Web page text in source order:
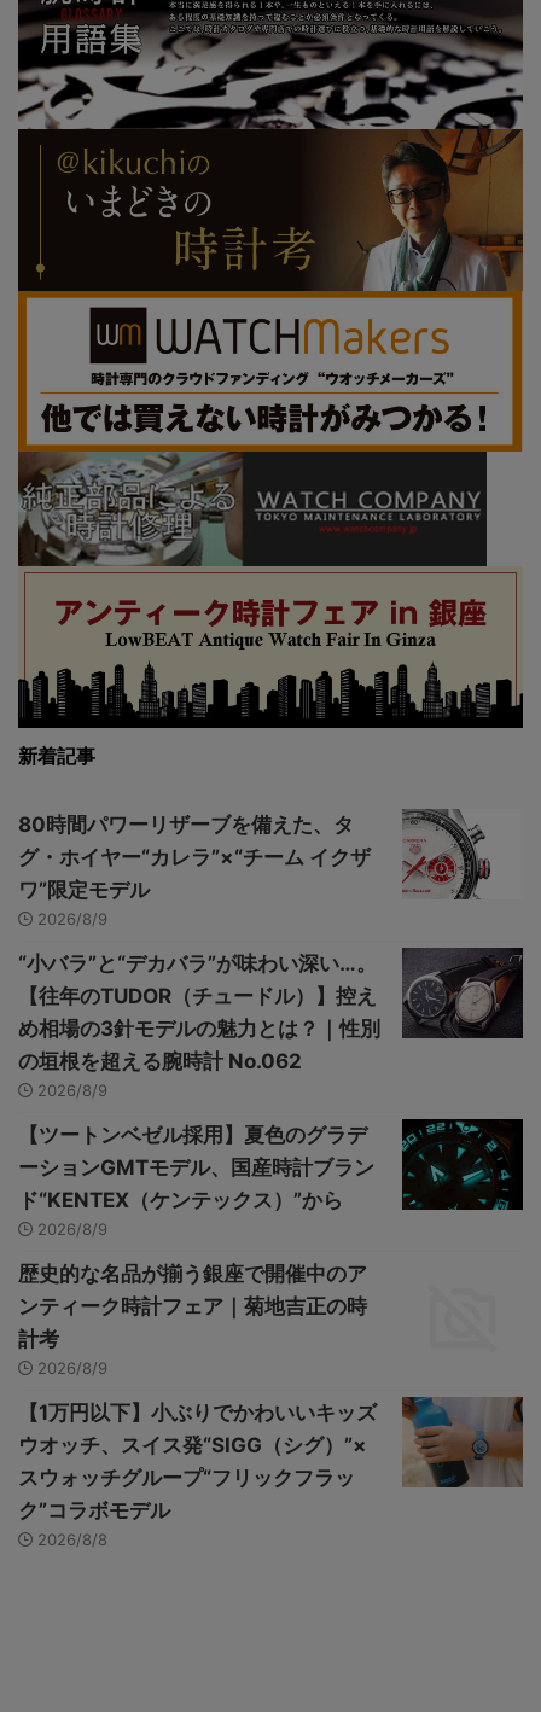
新着記事
80時間パワーリザーブを備えた、タ
グ・ホイヤー“カレラ”×“チーム イクザ
ワ”限定モデル
2026/8/9
“小バラ”と“デカバラ”が味わい深い…。
【往年のTUDOR（チュードル）】控え
め相場の3針モデルの魅力とは？｜性別
の垣根を超える腕時計 No.062
2026/8/9
【ツートンベゼル採用】夏色のグラデ
ーションGMTモデル、国産時計ブラン
ド“KENTEX（ケンテックス）”から
2026/8/9
歴史的な名品が揃う銀座で開催中のア
ンティーク時計フェア｜菊地吉正の時
計考
2026/8/9
【1万円以下】小ぶりでかわいいキッズ
ウオッチ、スイス発“SIGG（シグ）”×
スウォッチグループ“フリックフラッ
ク”コラボモデル
2026/8/8